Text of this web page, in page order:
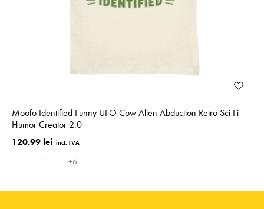
Moofo Identified Funny UFO Cow Alien Abduction Retro Sci Fi
Humor Creator 2.0
120.99 lei
+6